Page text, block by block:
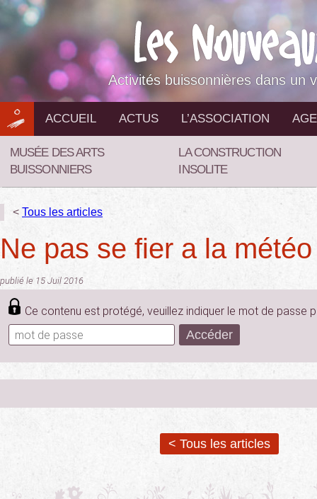
Aller
au
contenu
Activités buissonnières dans un
ACCUEIL ACTUS L’ASSOCIATION
MUSÉE DES ARTS
BUISSONNIERS
LA CONSTRUCTION
INSOLITE
< Tous les articles
Ne pas se fier a la
publié le 15 Juil 2016
Ce contenu est protégé, veuillez indiquer le mot de passe
< Tous les articles